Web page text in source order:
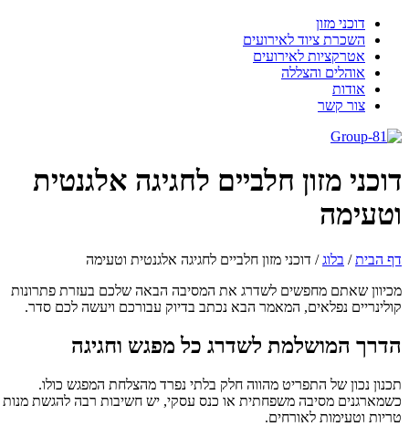
דוכני מזון
השכרת ציוד לאירועים
אטרקציות לאירועים
אוהלים והצללה
אודות
צור קשר
דוכני מזון חלביים לחגיגה אלגנטית
וטעימה
דף הבית/בלוג/דוכני מזון חלביים לחגיגה אלגנטית וטעימה
מכיוון שאתם מחפשים לשדרג את המסיבה הבאה שלכם בעזרת פתרונות
קולינריים נפלאים, המאמר הבא נכתב בדיוק עבורכם ויעשה לכם סדר.
הדרך המושלמת לשדרג כל מפגש וחגיגה
תכנון נכון של התפריט מהווה חלק בלתי נפרד מהצלחת המפגש כולו.
כשמארגנים מסיבה משפחתית או כנס עסקי, יש חשיבות רבה להגשת מנות
טריות וטעימות לאורחים.